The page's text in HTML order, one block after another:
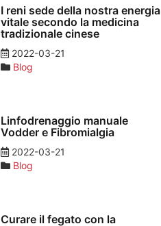
I reni sede della nostra energia
vitale secondo la medicina
tradizionale cinese
2022-03-21
Blog
Linfodrenaggio manuale
Vodder e Fibromialgia
2022-03-21
Blog
Curare il fegato con la